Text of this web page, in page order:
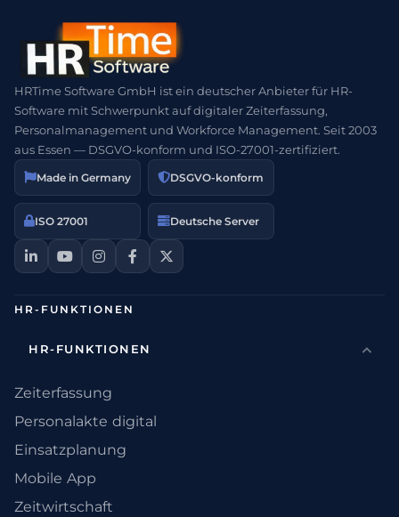
HRTime Software GmbH ist ein deutscher Anbieter für HR-
Software mit Schwerpunkt auf digitaler Zeiterfassung,
Personalmanagement und Workforce Management. Seit 2003
aus Essen — DSGVO-konform und ISO-27001-zertifiziert.
Made in Germany DSGVO-konform
ISO 27001 Deutsche Server
HR-FUNKTIONEN
HR-FUNKTIONEN
Zeiterfassung
Personalakte digital
Einsatzplanung
Mobile App
Zeitwirtschaft